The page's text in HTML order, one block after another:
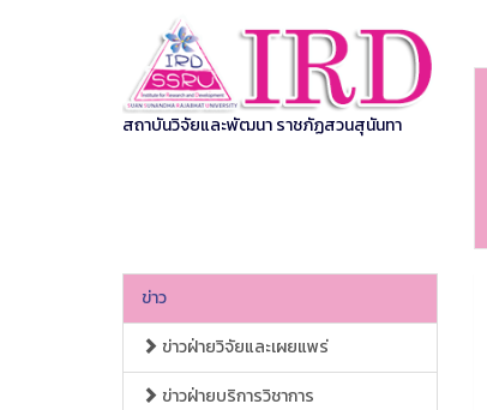
สถาบันวิจัยและพัฒนา ราชภัฏสวนสุนันทา
ข่าว
ข่าวฝ่ายวิจัยและเผยแพร่
ข่าวฝ่ายบริการวิชาการ